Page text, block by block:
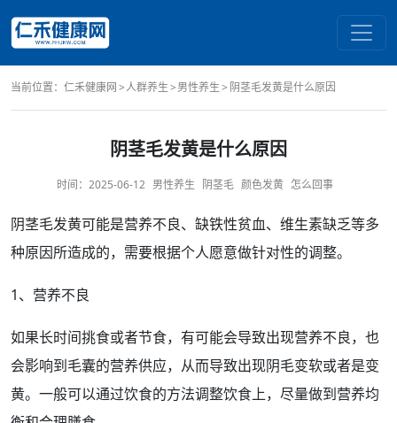
当前位置： 仁禾健康网 人群养生 男性养生 阴茎毛发黄是什么原因
阴茎毛发黄是什么原因
时间： 2025-06-12 男性养生 阴茎毛 颜色发黄 怎么回事
阴茎毛发黄可能是营养不良、 缺铁性贫血、维生素缺乏等多
种原因所造成的，需要根据个人愿意做针对性的调整。
1、营养不良
如果长时间挑食或者节食，有可能会导致出现营养不良，也
会影响到毛囊的营养供应，从而导致出现阴毛变软或者是变
黄。一般可以通过饮食的方法调整饮食上，尽量做到营养均